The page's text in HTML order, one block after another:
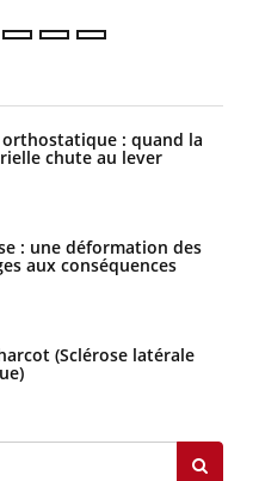
: quand la
chute au lever
: une déformation des
aux conséquences
(Sclérose latérale